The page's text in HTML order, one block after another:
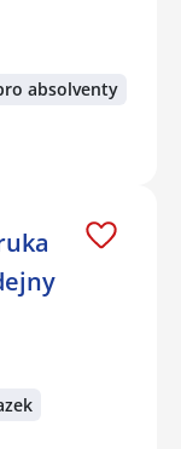
absolventy